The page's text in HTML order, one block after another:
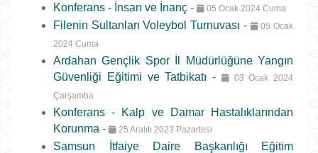
Konferans - İnsan ve İnanç - 05 Ocak 2024 Cuma
Filenin Sultanları Voleybol Turnuvası -
05 Ocak
2024 Cuma
Ardahan Gençlik Spor İl Müdürlüğüne Yangın
Güvenliği Eğitimi ve Tatbikatı -
03 Ocak 2024
Çarşamba
Konferans - Kalp ve Damar Hastalıklarından
Korunma - 25 Aralık 2023 Pazartesi
Samsun İtfaiye Daire Başkanlığı Eğitim